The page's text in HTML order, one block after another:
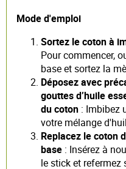
Mode d'emploi
Sortez le coton à
Pour commencer,
base et sortez la
Déposez avec
gouttes d’huile
du coton : Imbibez
votre mélange
Replacez le coton
base : Insérez à
le stick et refermez